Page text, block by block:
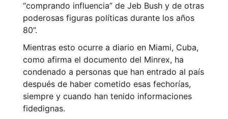
“comprando influencia” de Jeb Bush y de otras
poderosas figuras políticas durante los años
80”.
Mientras esto ocurre a diario en Miami, Cuba,
como afirma el documento del Minrex, ha
condenado a personas que han entrado al país
después de haber cometido esas fechorías,
siempre y cuando han tenido informaciones
fidedignas.